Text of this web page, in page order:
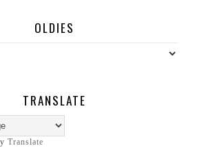
OLDIES
TRANSLATE
Translate